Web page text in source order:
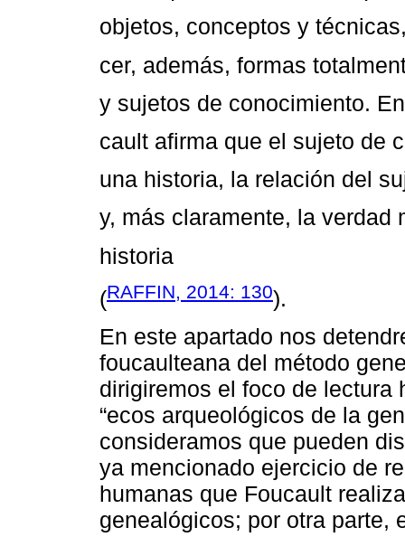
objetos, conceptos y
cer, además, formas
y sujetos de conocimiento.
cault afirma que el sujeto de
una historia, la relación del
y, más claramente, la verdad
historia
(RAFFIN, 2014: 130).
En este apartado nos
foucaulteana del método
dirigiremos el foco de lectura
“ecos arqueológicos de la
consideramos que pueden
ya mencionado ejercicio de
humanas que Foucault
genealógicos; por otra parte,